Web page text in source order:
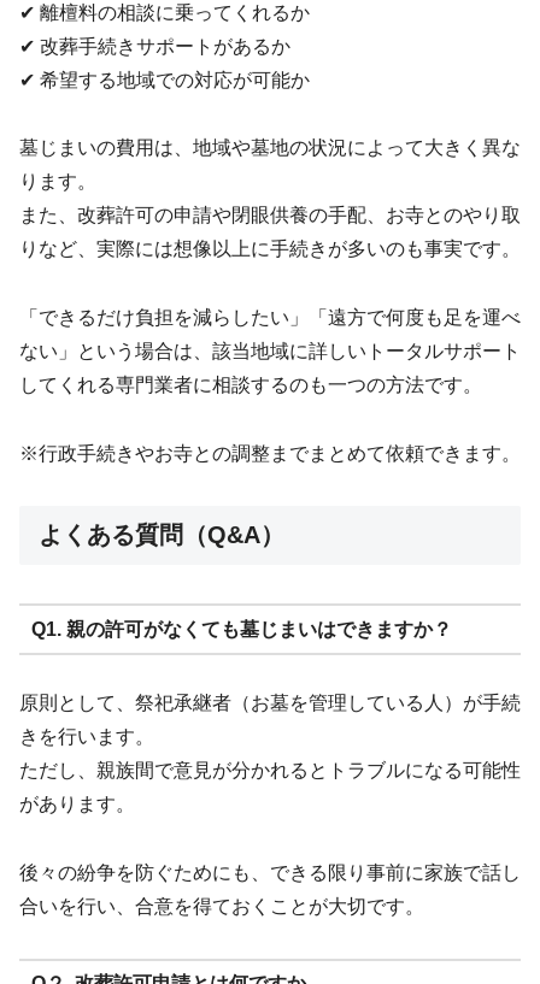
✔ 離檀料の相談に乗ってくれるか
✔ 改葬手続きサポートがあるか
✔ 希望する地域での対応が可能か
墓じまいの費用は、地域や墓地の状況によって大きく異な
ります。
また、改葬許可の申請や閉眼供養の手配、お寺とのやり取
りなど、実際には想像以上に手続きが多いのも事実です。
「できるだけ負担を減らしたい」「遠方で何度も足を運べ
ない」という場合は、該当地域に詳しいトータルサポート
してくれる専門業者に相談するのも一つの方法です。
※行政手続きやお寺との調整までまとめて依頼できます。
よくある質問（Q&A）
Q1. 親の許可がなくても墓じまいはできますか？
原則として、祭祀承継者（お墓を管理している人）が手続
きを行います。
ただし、親族間で意見が分かれるとトラブルになる可能性
があります。
後々の紛争を防ぐためにも、できる限り事前に家族で話し
合いを行い、合意を得ておくことが大切です。